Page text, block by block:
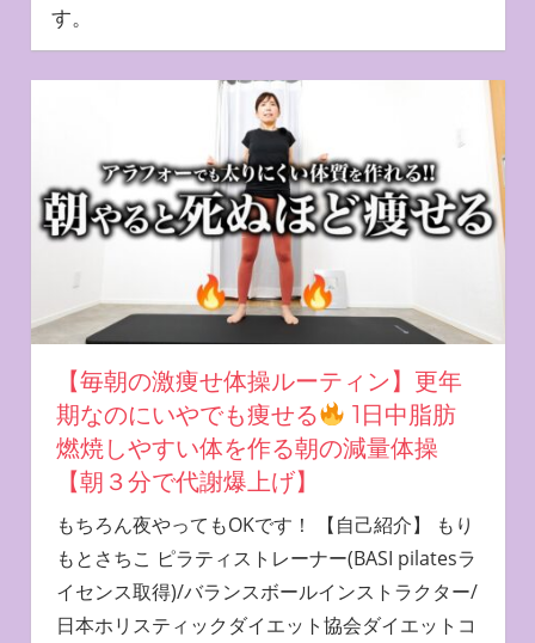
す。
【毎朝の激痩せ体操ルーティン】更年
期なのにいやでも痩せる
1日中脂肪
燃焼しやすい体を作る朝の減量体操
【朝３分で代謝爆上げ】
もちろん夜やってもOKです！ 【自己紹介】 もり
もとさちこ ピラティストレーナー(BASI pilatesラ
イセンス取得)/バランスボールインストラクター/
日本ホリスティックダイエット協会ダイエットコ